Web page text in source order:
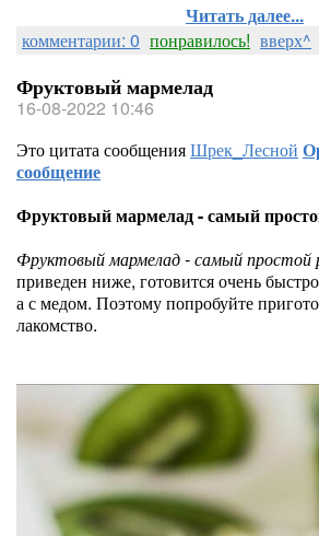
Читать далее...
комментарии: 0 понравилось! вверх^
Фруктовый мармелад
16-08-2022 10:46
Это цитата сообщенияШрек_Лесной
сообщение
Фруктовый мармелад - самый
Фруктовый мармелад - самый простой
приведен ниже, готовится очень
а с медом. Поэтому попробуйте
лакомство.